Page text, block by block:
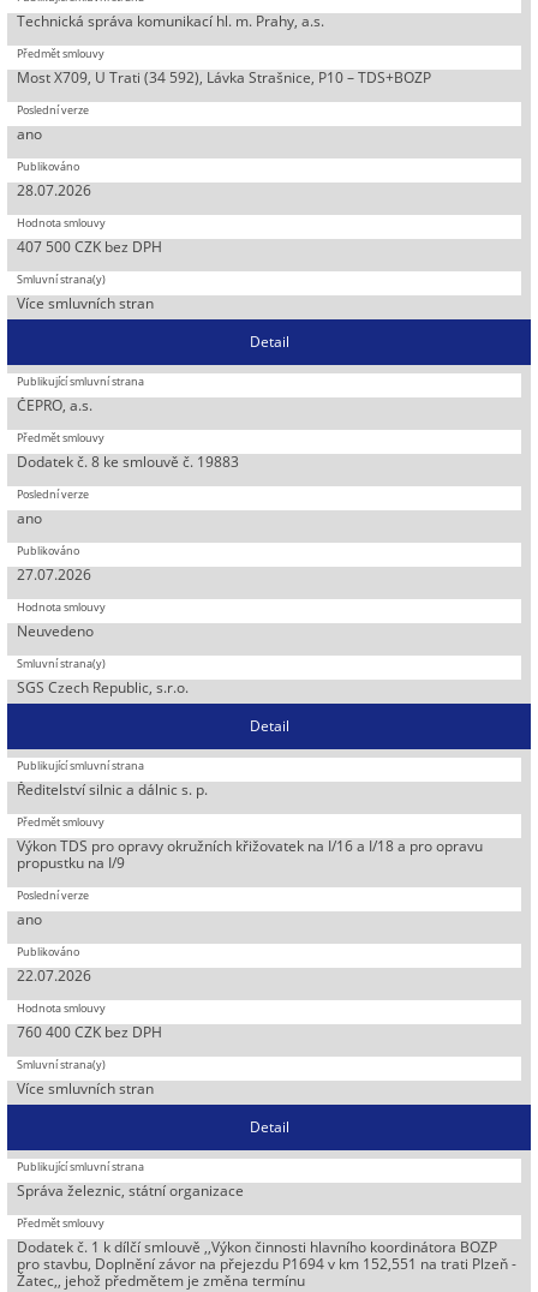
Technická správa komunikací hl. m. Prahy, a.s.
Most X709, U Trati (34 592), Lávka Strašnice, P10 – TDS+BOZP
ano
28.07.2026
407 500 CZK bez DPH
Více smluvních stran
Detail
ČEPRO, a.s.
Dodatek č. 8 ke smlouvě č. 19883
ano
27.07.2026
Neuvedeno
SGS Czech Republic, s.r.o.
Detail
Ředitelství silnic a dálnic s. p.
Výkon TDS pro opravy okružních křižovatek na I/16 a I/18 a pro opravu
propustku na I/9
ano
22.07.2026
760 400 CZK bez DPH
Více smluvních stran
Detail
Správa železnic, státní organizace
Dodatek č. 1 k dílčí smlouvě ,,Výkon činnosti hlavního koordinátora BOZP
pro stavbu, Doplnění závor na přejezdu P1694 v km 152,551 na trati Plzeň -
Žatec,, jehož předmětem je změna termínu